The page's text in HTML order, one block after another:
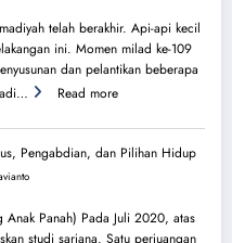
Balik
Pura
telah berakhir. Api-api kecil
ini. Momen milad ke-109
dan pelantikan beberapa
Read more:
Surya
Bersinar
Tanah
Sijunjung
Pengabdian, dan Pilihan Hidup
Anak Panah) Pada Juli 2020, atas
studi sarjana. Satu perjuangan